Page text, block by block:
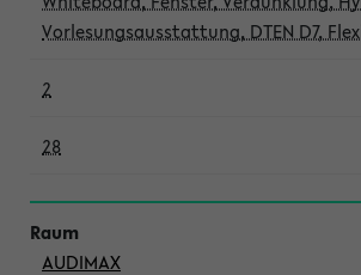
Vorlesungsausstattung, DTEN D7,
2
28
AUDIMAX